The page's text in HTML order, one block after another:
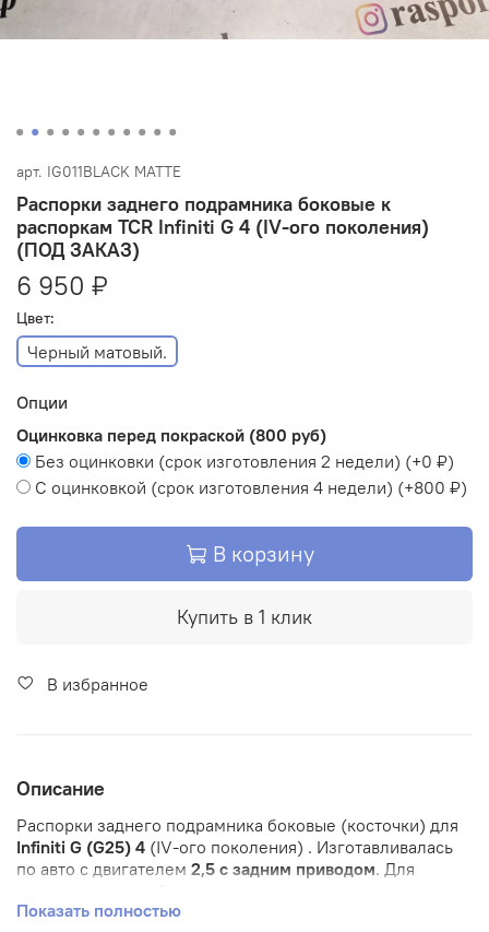
арт. IG011BLACK MATTE
Распорки заднего подрамника боковые к
распоркам TCR Infiniti G 4 (IV-ого поколения)
(ПОД ЗАКАЗ)
6 950 ₽
Цвет:
Черный матовый.
Опции
Оцинковка перед покраской (800 руб)
Без оцинковки (срок изготовления 2 недели) (+0 ₽)
С оцинковкой (срок изготовления 4 недели) (+800 ₽)
В корзину
Купить в 1 клик
В избранное
Описание
Распорки заднего подрамника боковые (косточки) для
Infiniti G (G25) 4 (IV-ого поколения) . Изготавливалась
по авто с двигателем 2,5 с задним приводом. Для
Показать полностью